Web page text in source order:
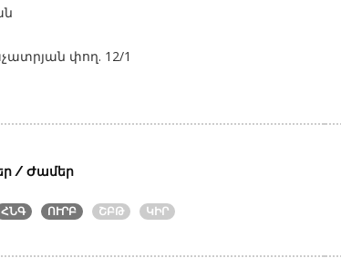
փող. 12/1
/ Ժամեր
ՀՆԳ ՈՒՐԲ ՇԲԹ ԿԻՐ